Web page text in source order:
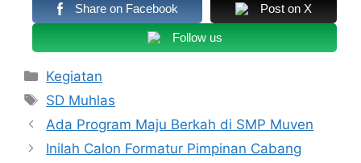
Share on Facebook Post on X
Follow us
Kategori
Kegiatan
Tag
SD Muhlas
Ada Program Maju Berkah di SMP Muven
Inilah Calon Formatur Pimpinan Cabang